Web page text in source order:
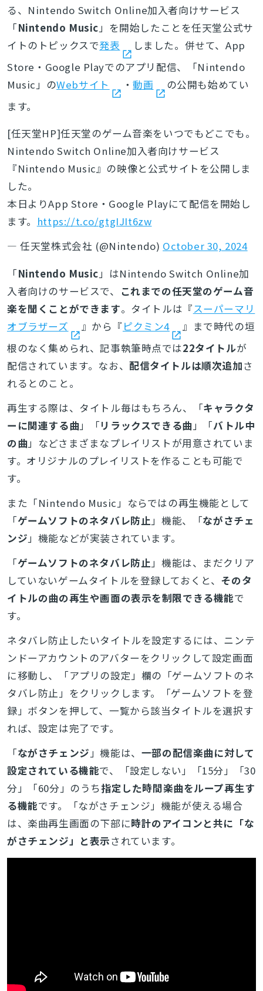
る、Nintendo Switch Online加入者向けサービス
「Nintendo Music 」を開始したことを任天堂公式サ
イトのトピックスで発表
しました。併せて、App
Store・Google Playでのアプリ配信、「Nintendo
Music」のWebサイト ・動画
の公開も始めてい
ます。
[任天堂HP]任天堂のゲーム音楽をいつでもどこでも。
Nintendo Switch Online加入者向けサービス
『Nintendo Music』の映像と公式サイトを公開しま
した。
本日よりApp Store・Google Playにて配信を開始し
ます。 https://t.co/gtgIJIt6zw
— 任天堂株式会社 (@Nintendo) October 30, 2024
「Nintendo Music」はNintendo Switch Online加
入者向けのサービスで、 これまでの任天堂のゲーム音
楽を聞くことができます。タイトルは『スーパーマリ
オブラザーズ
』から『 ピクミン4
』まで時代の垣
根のなく集められ、記事執筆時点では22タイトルが
配信されています。なお、配信タイトルは順次追加さ
れるとのこと。
再生する際は、タイトル毎はもちろん、「キャラクタ
ーに関連する曲」「リラックスできる曲」「バトル中
の曲」などさまざまなプレイリストが用意されていま
す。オリジナルのプレイリストを作ることも可能で
す。
また「Nintendo Music」ならではの再生機能として
「ゲームソフトのネタバレ防止」機能、「ながさチェ
ンジ」機能などが実装されています。
「ゲームソフトのネタバレ防止」機能は、まだクリア
していないゲームタイトルを登録しておくと、 そのタ
イトルの曲の再生や画面の表示を制限できる機能で
す。
ネタバレ防止したいタイトルを設定するには、ニンテ
ンドーアカウントのアバターをクリックして設定画面
に移動し、「アプリの設定」欄の「ゲームソフトのネ
タバレ防止」をクリックします。「ゲームソフトを登
録」ボタンを押して、一覧から該当タイトルを選択す
れば、設定は完了です。
「ながさチェンジ」機能は、 一部の配信楽曲に対して
設定されている機能で、「設定しない」「15分」「30
分」「60分」のうち指定した時間楽曲をループ再生す
る機能です。「ながさチェンジ」機能が使える場合
は、楽曲再生画面の下部に時計のアイコンと共に「な
がさチェンジ」と表示されています。